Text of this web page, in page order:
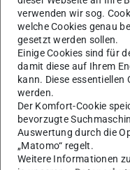
Den Studierenden
Videoclip einen
potenziellen
Präsentation standen
Materialien (Frisbee,
etc.) zur Verfügung.
verwenden wir sog.
welche Cookies genau
gesetzt werden sollen.
Einige Cookies sind für
damit diese auf Ihrem
kann. Diese
werden.
Der Komfort-Cookie
bevorzugte
Auswertung durch die
„Matomo“ regelt.
Weitere Informationen